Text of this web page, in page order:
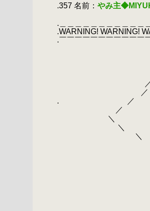
.357 名前：やみ主
.＿＿＿＿＿＿＿＿＿＿＿
.WARNING! WARNING!
.￣￣￣￣￣￣￣￣￣￣￣
／
／
／
／ ┌┐
／ ! | |
.
／ | |
／ |
＼
＼
＼
＼
＼
|
|￣￣￣￣￣
| 陵